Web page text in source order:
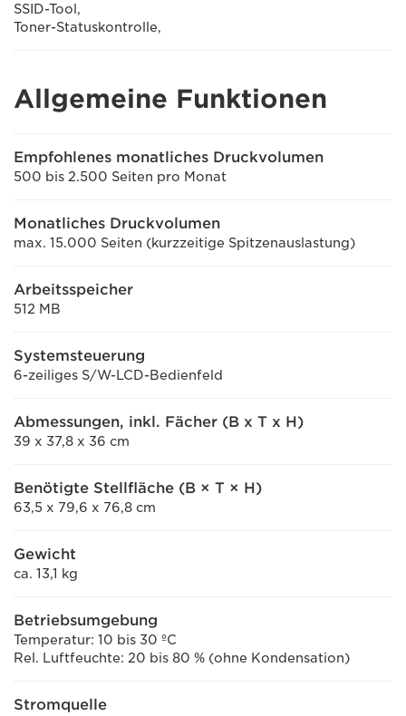
SSID-Tool,
Toner-Statuskontrolle,
Allgemeine Funktionen
Empfohlenes monatliches Druckvolumen
500 bis 2.500 Seiten pro Monat
Monatliches Druckvolumen
max. 15.000 Seiten (kurzzeitige Spitzenauslastung)
Arbeitsspeicher
512 MB
Systemsteuerung
6-zeiliges S/W-LCD-Bedienfeld
Abmessungen, inkl. Fächer (B x T x H)
39 x 37,8 x 36 cm
Benötigte Stellfläche (B × T × H)
63,5 x 79,6 x 76,8 cm
Gewicht
ca. 13,1 kg
Betriebsumgebung
Temperatur: 10 bis 30 ºC
Rel. Luftfeuchte: 20 bis 80 % (ohne Kondensation)
Stromquelle